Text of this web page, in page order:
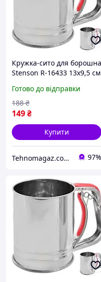
Кружка-сито для борошна
Stenson R-16433 13х9,5 см
Готово до відправки
149₴
188 ₴
Купити
Tehnomagaz.com.ua - це передовий інтернет-магазин, спеціалізуючийся на продажу техніки 97%